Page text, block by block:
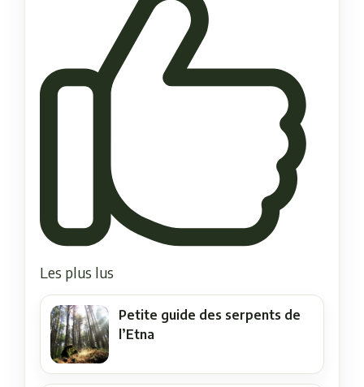
Les plus lus
Petite guide des serpents de
l’Etna